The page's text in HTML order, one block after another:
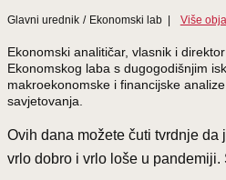
Glavni urednik / Ekonomski lab | Više
Ekonomski analitičar, vlasnik i
Ekonomskog laba s dugogodišnjim
makroekonomske i financijske
savjetovanja.
Ovih dana možete čuti tvrdnje da
vrlo dobro i vrlo loše u pandemiji.